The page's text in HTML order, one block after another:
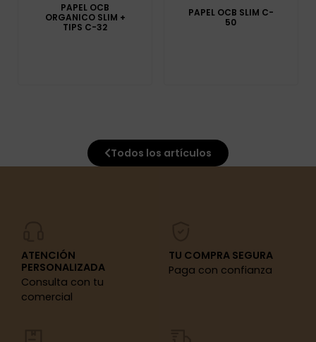
PAPEL OCB
ORGANICO SLIM +
TIPS C-32
PAPEL OCB SLIM C-
50
Todos los artículos
ATENCIÓN
PERSONALIZADA
Consulta con tu
comercial
TU COMPRA SEGURA
Paga con confianza